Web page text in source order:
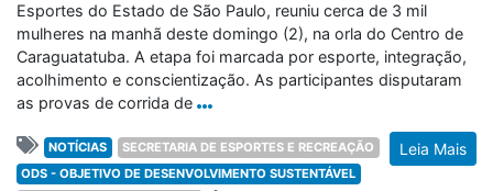
Esportes do Estado de São Paulo, reuniu cerca de 3 mil
mulheres na manhã deste domingo (2), na orla do Centro de
Caraguatatuba. A etapa foi marcada por esporte, integração,
acolhimento e conscientização. As participantes disputaram
as provas de corrida de
Leia Mais
NOTÍCIAS
SECRETARIA DE ESPORTES E RECREAÇÃO
ODS - OBJETIVO DE DESENVOLVIMENTO SUSTENTÁVEL